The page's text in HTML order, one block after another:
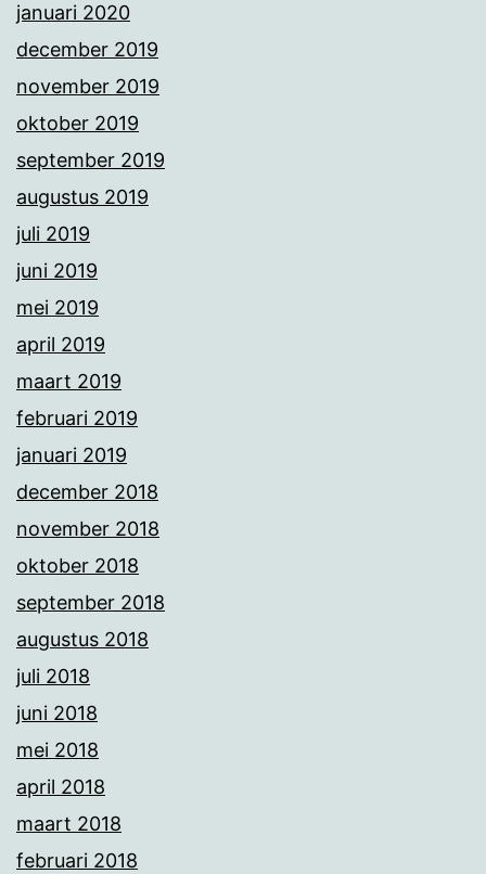
januari 2020
december 2019
november 2019
oktober 2019
september 2019
augustus 2019
juli 2019
juni 2019
mei 2019
april 2019
maart 2019
februari 2019
januari 2019
december 2018
november 2018
oktober 2018
september 2018
augustus 2018
juli 2018
juni 2018
mei 2018
april 2018
maart 2018
februari 2018